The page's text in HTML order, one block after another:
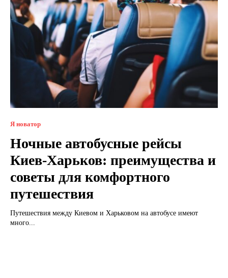
Я новатор
Ночные автобусные рейсы
Киев-Харьков: преимущества и
советы для комфортного
путешествия
Путешествия между Киевом и Харьковом на автобусе имеют
много...